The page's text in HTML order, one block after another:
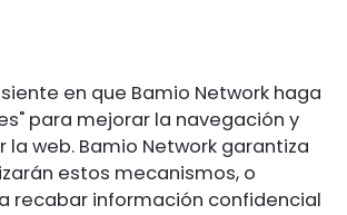
en que Bamio Network haga
para mejorar la navegación y
la web. Bamio Network garantiza
estos mecanismos, o
recabar información confidencial